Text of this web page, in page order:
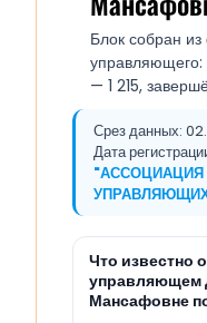
Блок собран из
управляющего:
— 1 215,
Срез данных:
Дата
Что известно
управляющем
Мансафовне